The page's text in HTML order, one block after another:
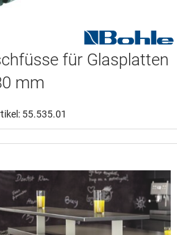
für Glasplatten
mm
55.535.01